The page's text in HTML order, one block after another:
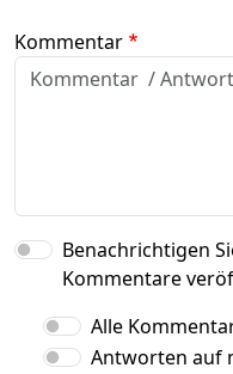
Kommentar
Benachrichtigen
Kommentare
Alle
Antworten auf